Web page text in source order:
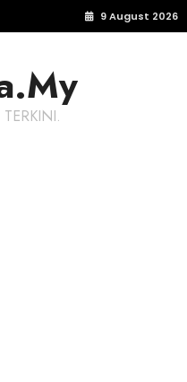
9 August 2026
TERKINI.